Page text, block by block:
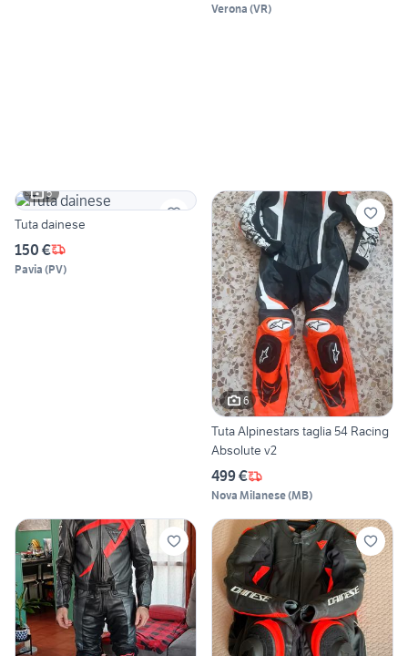
Verona (VR)
5
Tuta dainese
150 €
Pavia (PV)
6
Tuta Alpinestars taglia 54 Racing
Absolute v2
499 €
Nova Milanese(MB)